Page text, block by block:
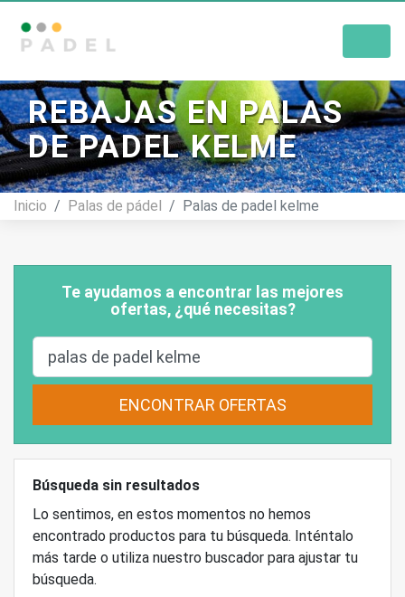
REBAJAS EN PALAS
DE PADEL KELME
Inicio Palas de pádel Palas de padel kelme
Te ayudamos a encontrar las mejores
ofertas, ¿qué necesitas?
ENCONTRAR OFERTAS
Búsqueda sin resultados
Lo sentimos, en estos momentos no hemos
encontrado productos para tu búsqueda. Inténtalo
más tarde o utiliza nuestro buscador para ajustar tu
búsqueda.